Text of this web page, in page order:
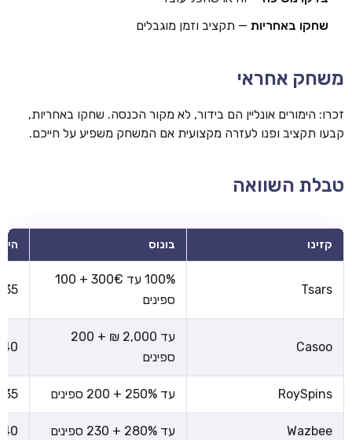
שחקו באחריות — תקציב וזמן מוגבלים
משחק אחראי
זכרו: הימורים אונליין הם בידור, לא מקור הכנסה. שחקו באחריות,
קבעו תקציב ופנו לעזרה מקצועית אם המשחק משפיע על חייכם.
טבלת השוואה
קזינו בונוס
Tsars
100% עד 300€ + 100
ספינים
Casoo
עד 2,000 ₪ + 200
ספינים
RoySpins עד 250% + 200 ספינים
Wazbee עד 280% + 230 ספינים